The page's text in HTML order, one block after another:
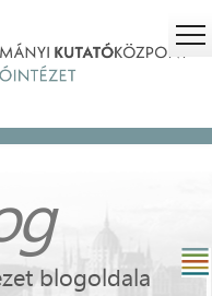
blogoldala